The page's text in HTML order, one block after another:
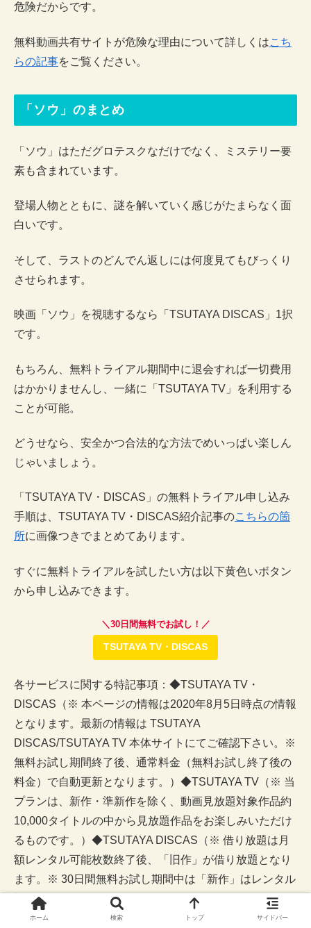
危険だからです。
無料動画共有サイトが危険な理由について詳しくはこち
らの記事をご覧ください。
「ソウ」のまとめ
「ソウ」はただグロテスクなだけでなく、ミステリー要
素も含まれています。
登場人物とともに、謎を解いていく感じがたまらなく面
白いです。
そして、ラストのどんでん返しには何度見てもびっくり
させられます。
映画「ソウ」を視聴するなら「TSUTAYA DISCAS」1択
です。
もちろん、無料トライアル期間中に退会すれば一切費用
はかかりませんし、一緒に「TSUTAYA TV」を利用する
ことが可能。
どうせなら、安全かつ合法的な方法でめいっぱい楽しん
じゃいましょう。
「TSUTAYA TV・DISCAS」の無料トライアル申し込み
手順は、TSUTAYA TV・DISCAS紹介記事のこちらの箇
所に画像つきでまとめてあります。
すぐに無料トライアルを試したい方は以下黄色いボタン
から申し込みできます。
＼30日間無料でお試し！／
TSUTAYA TV・DISCAS
各サービスに関する特記事項：◆TSUTAYA TV・
DISCAS（※ 本ページの情報は2020年8月5日時点の情報
となります。最新の情報は TSUTAYA
DISCAS/TSUTAYA TV 本体サイトにてご確認下さい。※
無料お試し期間終了後、通常料金（無料お試し終了後の
料金）で自動更新となります。）◆TSUTAYA TV（※ 当
プランは、新作・準新作を除く、動画見放題対象作品約
10,000タイトルの中から見放題作品をお楽しみいただけ
るものです。）◆TSUTAYA DISCAS（※ 借り放題は月
額レンタル可能枚数終了後、「旧作」が借り放題となり
ます。※ 30日間無料お試し期間中は「新作」はレンタル
対象外となります。）
ホーム 検索 トップ サイドバー